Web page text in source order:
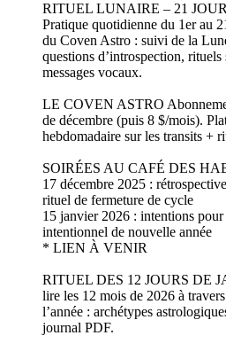
⁠RITUEL LUNAIRE – 21
⁠Pratique quotidienne du 1er au
du Coven Astro : suivi de la
questions d’introspection, rituels
messages vocaux.
LE COVEN ASTRO
de décembre (puis 8 $/mois).
hebdomadaire sur les transits +
SOIRÉES AU CAFÉ DES
17 décembre 2025 :
rituel de fermeture de cycle
15 janvier 2026 : intentions
intentionnel de nouvelle année
* LIEN À VENIR
RITUEL DES 12 JOURS DE
lire les 12 mois de 2026 à
l’année : archétypes
journal PDF.